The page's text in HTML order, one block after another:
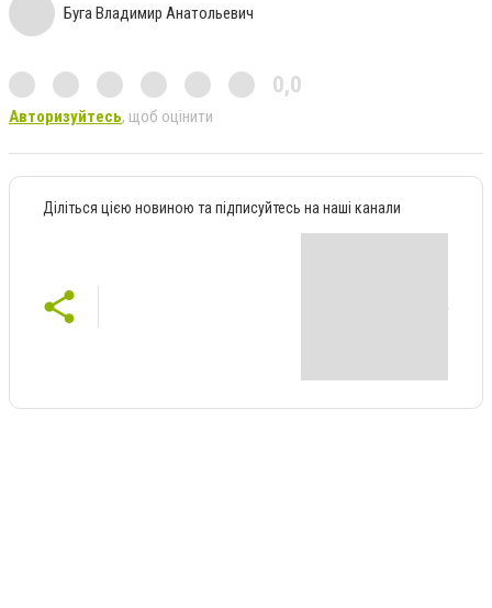
Буга Владимир Анатольевич
0,0
Авторизуйтесь, щоб оцінити
Діліться цією новиною та підписуйтесь на наші канали